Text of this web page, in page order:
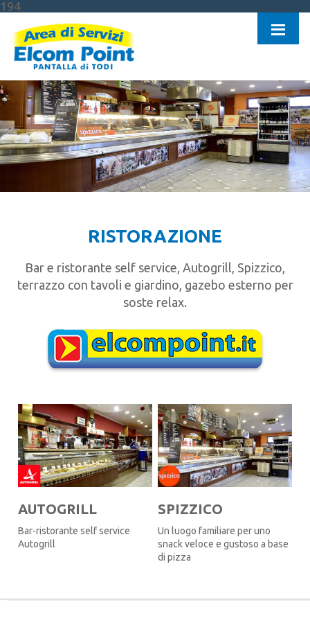
194
RISTORAZIONE
Bar e ristorante self service, Autogrill, Spizzico,
terrazzo con tavoli e giardino, gazebo esterno per
soste relax.
AUTOGRILL
Bar-ristorante self service
Autogrill
SPIZZICO
Un luogo familiare per uno
snack veloce e gustoso a base
di pizza